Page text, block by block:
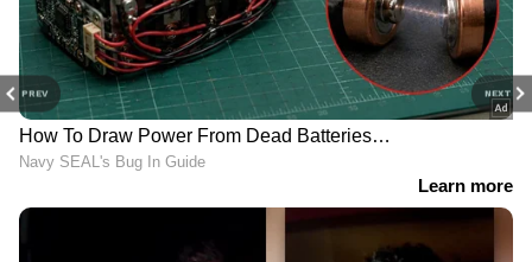
PREV NEXT